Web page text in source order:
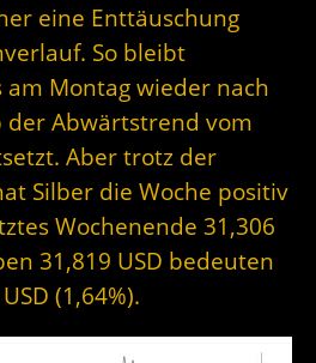
eine Enttäuschung
So bleibt
Montag wieder nach
der Abwärtstrend vom
Aber trotz der
Silber die Woche positiv
Wochenende 31,306
31,819 USD bedeuten
(1,64%).